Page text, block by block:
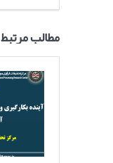
مطالب مرتبط